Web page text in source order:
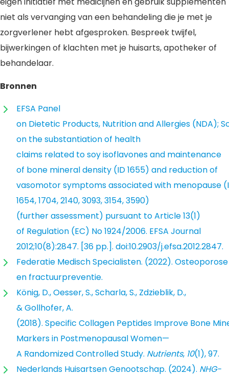
niet als vervanging van een behandeling die je met je
zorgverlener hebt afgesproken. Bespreek twijfel,
bijwerkingen of klachten met je huisarts, apotheker of
behandelaar.
Bronnen
EFSA Panel
on Dietetic Products, Nutrition and Allergies (NDA);
on the substantiation of health
claims related to soy isoflavones and maintenance
of bone mineral density (ID 1655) and reduction of
vasomotor symptoms associated with menopause
1654, 1704, 2140, 3093, 3154, 3590)
(further assessment) pursuant to Article 13(1)
of Regulation (EC) No 1924/2006. EFSA Journal
2012;10(8):2847. [36 pp.]. doi:10.2903/j.efsa.2012.2847.
Federatie Medisch Specialisten. (2022). Osteoporose
en fractuurpreventie.
König, D., Oesser, S., Scharla, S., Zdzieblik, D.,
& Gollhofer, A.
(2018). Specific Collagen Peptides Improve Bone
Markers in Postmenopausal Women—
A Randomized Controlled Study. Nutrients, 10(1), 97.
Nederlands Huisartsen Genootschap. (2024). NHG-